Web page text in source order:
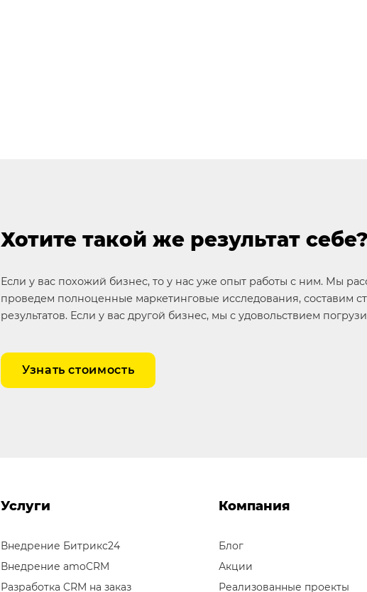
Хотите такой же результат
Если у вас похожий бизнес, то у нас уже опыт работы с ним. Мы
проведем полноценные маркетинговые исследования, составим
результатов. Если у вас другой бизнес, мы с удовольствием
Узнать стоимость
Услуги
Внедрение Битрикс24
Внедрение amoCRM
Разработка CRM на заказ
Компания
Блог
Акции
Реализованные проекты